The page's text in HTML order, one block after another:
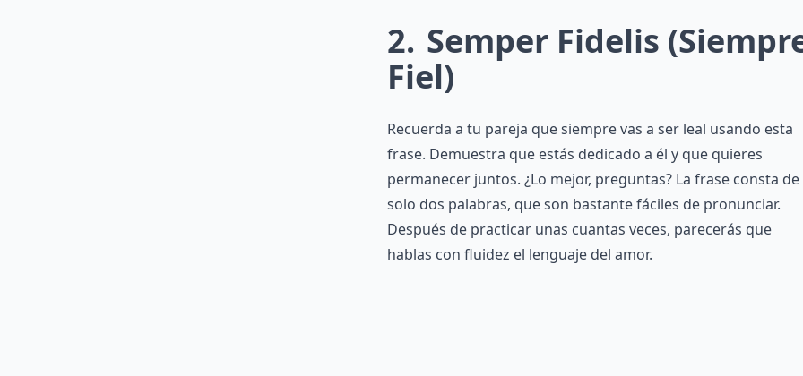
2 Semper Fidelis
Fiel)
Recuerda a tu pareja que siempre vas a ser leal usando esta
frase. Demuestra que estás dedicado a él y que quieres
permanecer juntos. ¿Lo mejor, preguntas? La frase consta de
solo dos palabras, que son bastante fáciles de pronunciar.
Después de practicar unas cuantas veces, parecerás que
hablas con fluidez el lenguaje del amor.